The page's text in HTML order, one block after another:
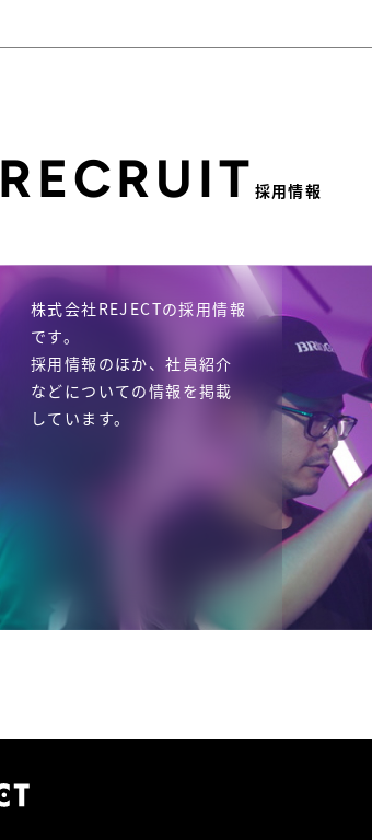
RECRUIT 採用情報
株式会社REJECTの採用情報
です。
採用情報のほか、社員紹介
などについての情報を掲載
しています。